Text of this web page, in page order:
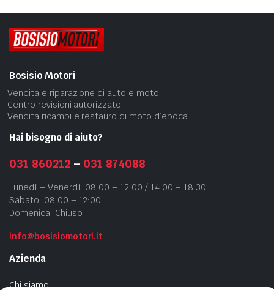
Bosisio Motori
Vendita e riparazione di auto e moto
Centro revisioni autorizzato
Vendita ricambi e restauro di moto d’epoca
Hai bisogno di aiuto?
031 860212– 031 874088
Lunedì – Venerdì: 08:00 – 12:00 / 14:00 – 18:30
Sabato: 08:00 – 12:00
Domenica: Chiuso
info@bosisiomotori.it
Azienda
Chi siamo